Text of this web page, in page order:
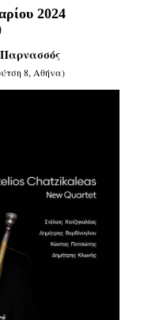
2024
Παρνασσός
8, Αθήνα)